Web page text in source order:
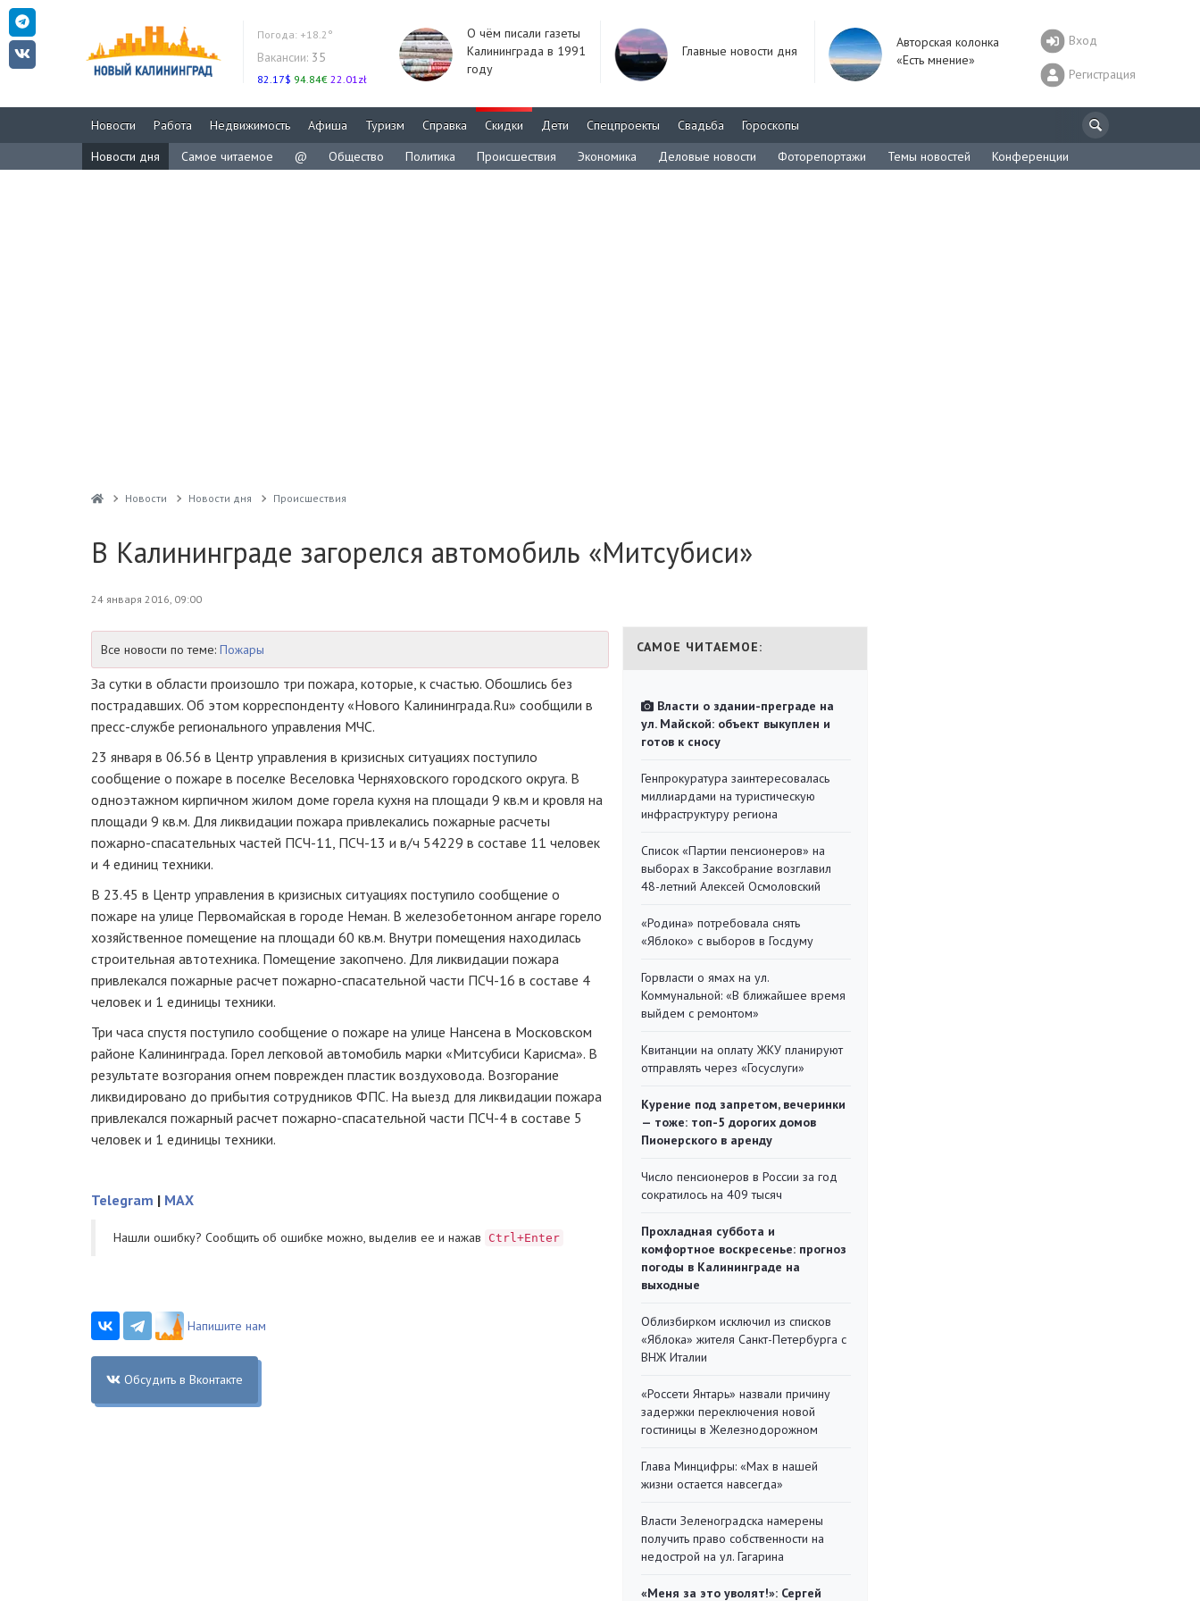
Погода: +18.2°
Вакансии: 35
82.17$ 94.84€ 22.01zł
О чём писали газеты
Калининграда в 1991
году
Главные новости дня
Авторская колонка
«Есть мнение»
Вход
Регистрация
Новости Работа Недвижимость Афиша Туризм Справка Скидки Дети Спецпроекты Свадьба
Гороскопы
Новости дня
Самое читаемое @ Общество Политика Происшествия Экономика Деловые новости Фоторепортажи Темы новостей Конференции
Новости Новости дня Проиcшествия
В Калининграде загорелся автомобиль «Митсубиси»
24 января 2016, 09:00
Все новости по теме: Пожары
За сутки в области произошло три пожара, которые, к счастью. Обошлись без
пострадавших. Об этом корреспонденту «Нового Калининграда.Ru» сообщили в
пресс-службе регионального управления МЧС.
23 января в 06.56 в Центр управления в кризисных ситуациях поступило
сообщение о пожаре в поселке Веселовка Черняховского городского округа. В
одноэтажном кирпичном жилом доме горела кухня на площади 9 кв.м и кровля на
площади 9 кв.м. Для ликвидации пожара привлекались пожарные расчеты
пожарно-спасательных частей ПСЧ-11, ПСЧ-13 и в/ч 54229 в составе 11 человек
и 4 единиц техники.
В 23.45 в Центр управления в кризисных ситуациях поступило сообщение о
пожаре на улице Первомайская в городе Неман. В железобетонном ангаре горело
хозяйственное помещение на площади 60 кв.м. Внутри помещения находилась
строительная автотехника. Помещение закопчено. Для ликвидации пожара
привлекался пожарные расчет пожарно-спасательной части ПСЧ-16 в составе 4
человек и 1 единицы техники.
Три часа спустя поступило сообщение о пожаре на улице Нансена в Московском
районе Калининграда. Горел легковой автомобиль марки «Митсубиси Карисма». В
результате возгорания огнем поврежден пластик воздуховода. Возгорание
ликвидировано до прибытия сотрудников ФПС. На выезд для ликвидации пожара
привлекался пожарный расчет пожарно-спасательной части ПСЧ-4 в составе 5
человек и 1 единицы техники.
Telegram | MAX
Нашли ошибку? Cообщить об ошибке можно, выделив ее и нажав Ctrl+Enter
Напишите нам
Обсудить в Вконтакте
САМОЕ ЧИТАЕМОЕ:
Власти о здании-преграде на
ул. Майской: объект выкуплен и
готов к сносу
Генпрокуратура заинтересовалась
миллиардами на туристическую
инфраструктуру региона
Список «Партии пенсионеров» на
выборах в Заксобрание возглавил
48-летний Алексей Осмоловский
«Родина» потребовала снять
«Яблоко» с выборов в Госдуму
Горвласти о ямах на ул.
Коммунальной: «В ближайшее время
выйдем с ремонтом»
Квитанции на оплату ЖКУ планируют
отправлять через «Госуслуги»
Курение под запретом, вечеринки
— тоже: топ-5 дорогих домов
Пионерского в аренду
Число пенсионеров в России за год
сократилось на 409 тысяч
Прохладная суббота и
комфортное воскресенье: прогноз
погоды в Калининграде на
выходные
Облизбирком исключил из списков
«Яблока» жителя Санкт-Петербурга с
ВНЖ Италии
«Россети Янтарь» назвали причину
задержки переключения новой
гостиницы в Железнодорожном
Глава Минцифры: «Мах в нашей
жизни остается навсегда»
Власти Зеленоградска намерены
получить право собственности на
недострой на ул. Гагарина
«Меня за это уволят!»: Сергей